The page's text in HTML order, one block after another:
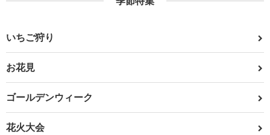
いちご狩り
お花見
ゴールデンウィーク
花火大会